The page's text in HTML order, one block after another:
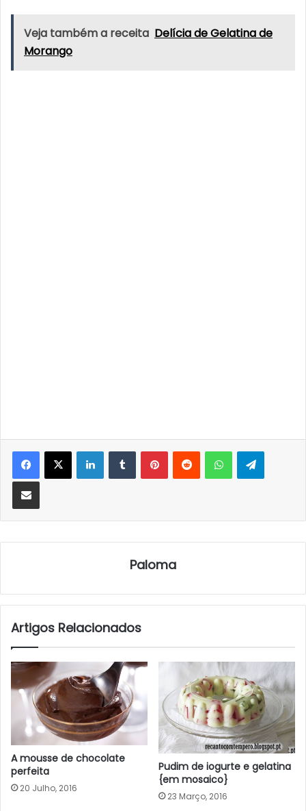
Veja também a receita Delícia de Gelatina de
Morango
LinkedInTumblrPinterestReddit WhatsApp
Partilhar Via Email
Paloma
Artigos Relacionados
A mousse de chocolate
perfeita
20 Julho, 2016
Pudim de iogurte e gelatina
{em mosaico}
23 Março, 2016